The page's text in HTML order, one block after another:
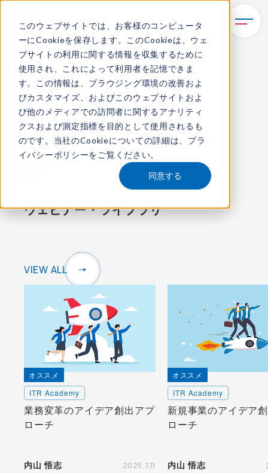
このウェブサイトでは、お客様のコンピュータ
ーにCookieを保存します。このCookieは、ウェ
ブサイトの利用に関する情報を収集するために
使用され、これによって利用者を記憶できま
す。この情報は、ブラウジング環境の改善およ
びカスタマイズ、およびこのウェブサイトおよ
び他のメディアでの訪問者に関するアナリティ
クスおよび測定指標を目的として使用されるも
のです。当社のCookieについての詳細は、 プラ
イバシーポリシーをご覧ください。
同意する
TOP 動画ライブラリ
Video Library
動画ライブラリ
ウェビナー・ライブラリ
VIEW ALL
オススメ
ITR Academy
業務変革のアイデア創出アプ
ローチ
内山 悟志 2025.7.11
オススメ
ITR Academy
新規事業のアイデア
ローチ
内山 悟志